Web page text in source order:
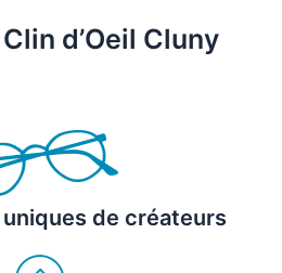
d’Oeil Cluny
de créateurs